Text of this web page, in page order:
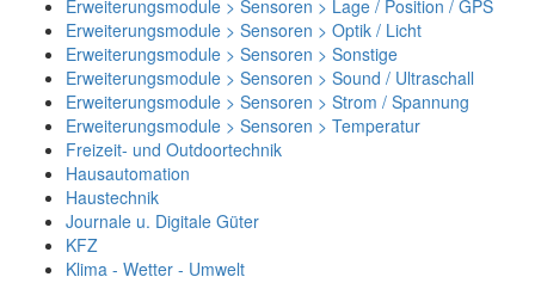
Erweiterungsmodule > Sensoren > Lage / Position / GPS
Erweiterungsmodule > Sensoren > Optik / Licht
Erweiterungsmodule > Sensoren > Sonstige
Erweiterungsmodule > Sensoren > Sound / Ultraschall
Erweiterungsmodule > Sensoren > Strom / Spannung
Erweiterungsmodule > Sensoren > Temperatur
Freizeit- und Outdoortechnik
Hausautomation
Haustechnik
Journale u. Digitale Güter
KFZ
Klima - Wetter - Umwelt